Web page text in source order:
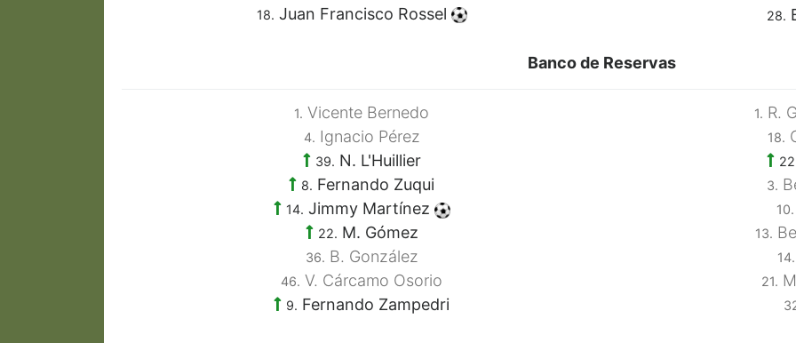
18. Juan Francisco Rossel 28.
Banco de Reservas
1. Vicente Bernedo
4. Ignacio Pérez
39. N. L'Huillier
8. Fernando Zuqui
14. Jimmy Martínez
22. M. Gómez
36. B. González
46. V. Cárcamo Osorio
9. Fernando Zampedri
1. R.
18.
3.
10.
13.
14.
21.